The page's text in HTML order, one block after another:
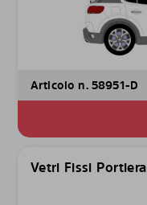
Articolo n. 58951-D
Vetri Fissi Portiera